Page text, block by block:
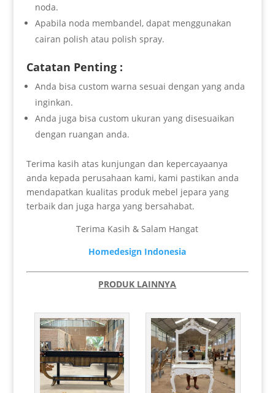
noda.
Apabila noda membandel, dapat menggunakan
cairan polish atau polish spray.
Catatan Penting :
Anda bisa custom warna sesuai dengan yang anda
inginkan.
Anda juga bisa custom ukuran yang disesuaikan
dengan ruangan anda.
Terima kasih atas kunjungan dan kepercayaanya
anda kepada perusahaan kami, kami pastikan anda
mendapatkan kualitas produk mebel jepara yang
terbaik dan juga harga yang bersahabat.
Terima Kasih & Salam Hangat
Homedesign Indonesia
PRODUK LAINNYA